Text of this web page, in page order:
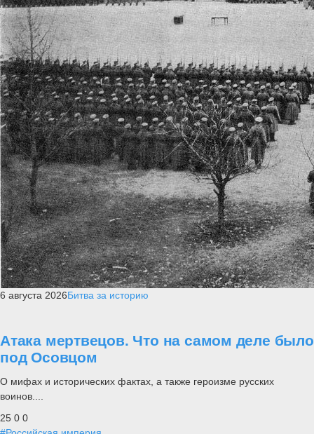
6 августа 2026Битва за историю
Атака мертвецов. Что на самом деле было
под Осовцом
О мифах и исторических фактах, а также героизме русских
воинов....
25 0 0